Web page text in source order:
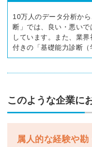
10万人のデータ分析か
断」では、良い・悪い
しています。また、業
付きの「基礎能力診断（
このような企業に
属人的な経験や